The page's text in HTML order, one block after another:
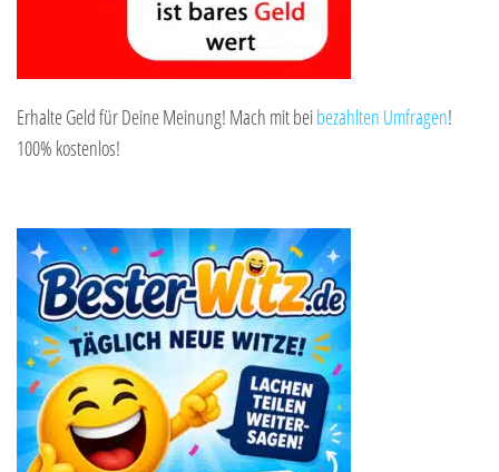
Erhalte Geld für Deine Meinung! Mach mit beibezahlten Umfragen!
100% kostenlos!